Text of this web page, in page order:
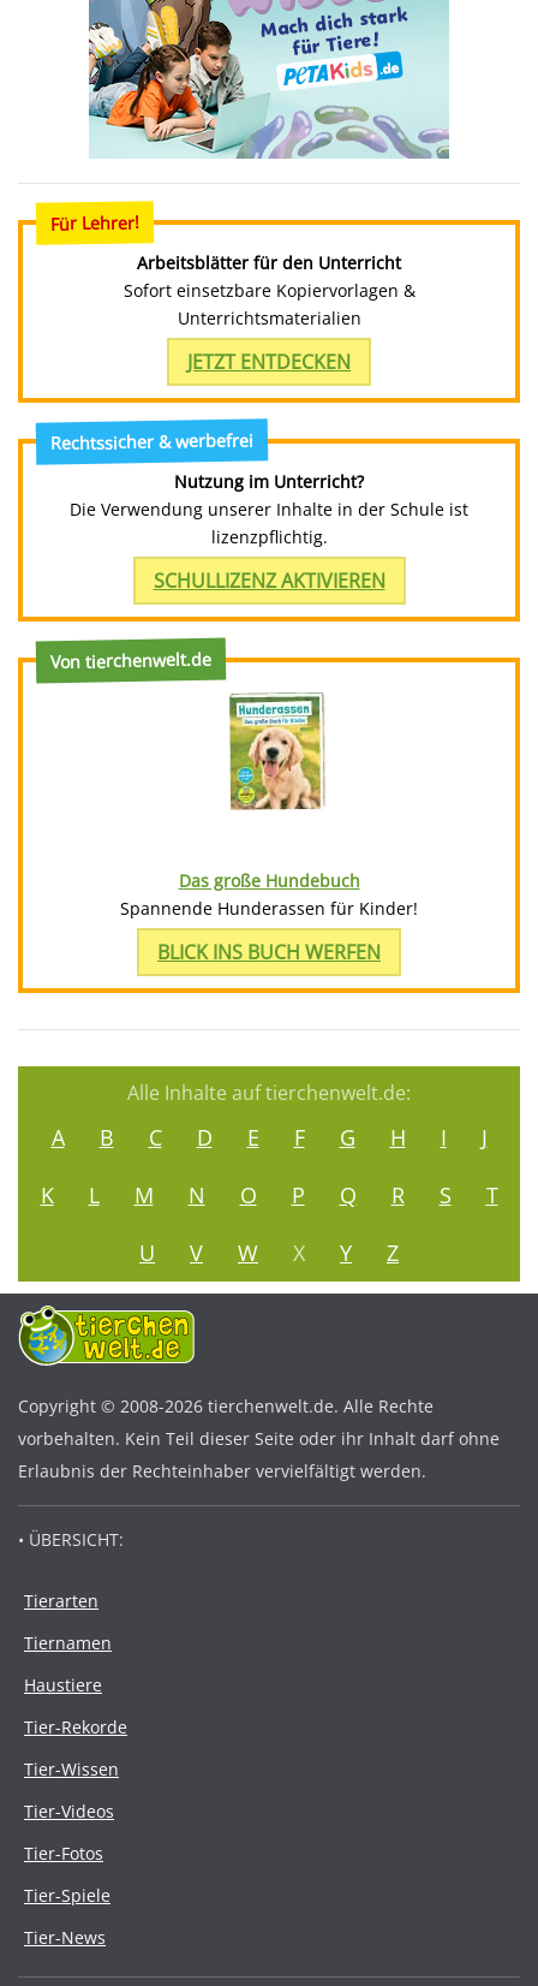
Für Lehrer!
Arbeitsblätter für den Unterricht
Sofort einsetzbare Kopiervorlagen &
Unterrichtsmaterialien
JETZT ENTDECKEN
Rechtssicher & werbefrei
Nutzung im Unterricht?
Die Verwendung unserer Inhalte in der Schule ist
lizenzpflichtig.
SCHULLIZENZ AKTIVIEREN
Von tierchenwelt.de
Das große Hundebuch
Spannende Hunderassen für Kinder!
BLICK INS BUCH WERFEN
Alle Inhalte auf tierchenwelt.de:
A B C D E F G H I
J
K
L M N O P Q R S
T
U
V W X Y Z
Copyright © 2008-2026 tierchenwelt.de. Alle Rechte
vorbehalten. Kein Teil dieser Seite oder ihr Inhalt darf ohne
Erlaubnis der Rechteinhaber vervielfältigt werden.
• ÜBERSICHT:
Tierarten
Tiernamen
Haustiere
Tier-Rekorde
Tier-Wissen
Tier-Videos
Tier-Fotos
Tier-Spiele
Tier-News